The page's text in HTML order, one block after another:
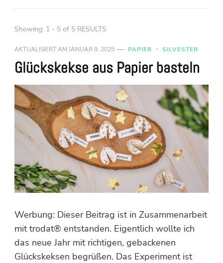
Showing: 1 - 5 of 5 RESULTS
AKTUALISIERT AM JANUAR 9, 2025 PAPIER SILVESTER
Glückskekse aus Papier basteln
Werbung: Dieser Beitrag ist in Zusammenarbeit
mit trodat® entstanden. Eigentlich wollte ich
das neue Jahr mit richtigen, gebackenen
Glückskeksen begrüßen. Das Experiment ist